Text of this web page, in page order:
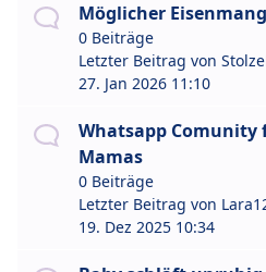
Möglicher
0 Beiträge
Letzter Beitrag von
27. Jan 2026 11:10
Whatsapp Comunity
Mamas
0 Beiträge
Letzter Beitrag von
19. Dez 2025 10:34